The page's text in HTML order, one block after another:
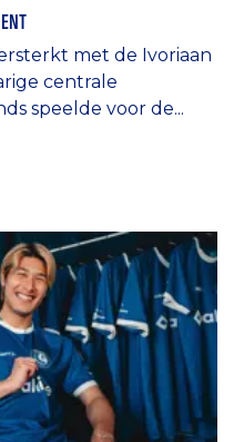
met de Ivoriaan
centrale
speelde voor de...